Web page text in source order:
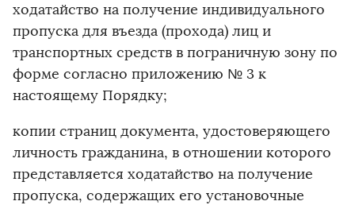
ходатайство на получение индивидуального
пропуска для въезда (прохода) лиц и
транспортных средств в пограничную зону по
форме согласно приложению № 3 к
настоящему Порядку;
копии страниц документа, удостоверяющего
личность гражданина, в отношении которого
представляется ходатайство на получение
пропуска, содержащих его установочные